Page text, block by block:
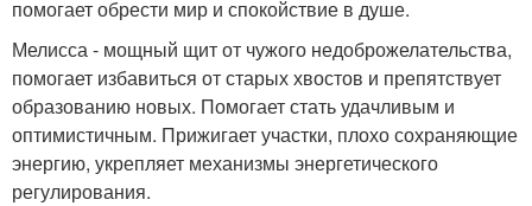
помогает обрести мир и спокойствие в душе.
Мелисса - мощный щит от чужого недоброжелательства,
помогает избавиться от старых хвостов и препятствует
образованию новых. Помогает стать удачливым и
оптимистичным. Прижигает участки, плохо сохраняющие
энергию, укрепляет механизмы энергетического
регулирования.